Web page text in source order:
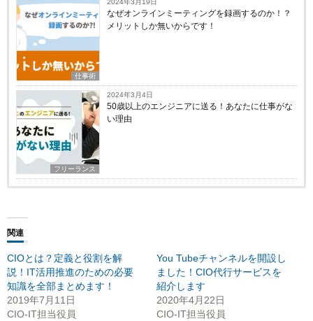
仕事術
2024年3月19日
なぜオンラインミーティングを録画するのか！？
メリットしか無いからです！
フリーランス
2024年3月4日
50歳以上のエンジニアに送る！あなたに仕事がな
い理由
関連
CIOとは？定義と役割を解
説！IT活用推進のための必要
知識を全部まとめます！
2019年7月11日
CIO-IT担当役員
You Tubeチャンネルを開設し
ました！CIO代行サービスを
紹介します
2020年4月22日
CIO-IT担当役員